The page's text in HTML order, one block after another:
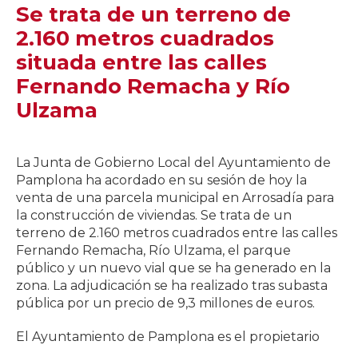
Se trata de un terreno de
2.160 metros cuadrados
situada entre las calles
Fernando Remacha y Río
Ulzama
La Junta de Gobierno Local del Ayuntamiento de
Pamplona ha acordado en su sesión de hoy la
venta de una parcela municipal en Arrosadía para
la construcción de viviendas. Se trata de un
terreno de 2.160 metros cuadrados entre las calles
Fernando Remacha, Río Ulzama, el parque
público y un nuevo vial que se ha generado en la
zona. La adjudicación se ha realizado tras subasta
pública por un precio de 9,3 millones de euros.
El Ayuntamiento de Pamplona es el propietario